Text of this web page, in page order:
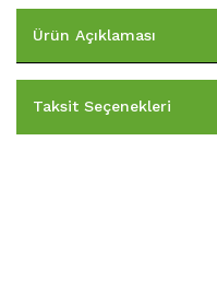
Ürün Açıklaması
Taksit Seçenekleri